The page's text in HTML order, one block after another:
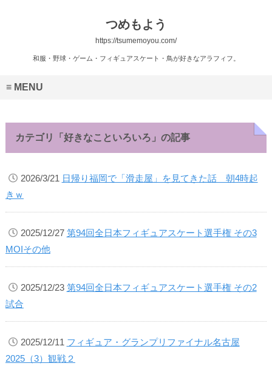
つめもよう
https://tsumemoyou.com/
和服・野球・ゲーム・フィギュアスケート・鳥が好きなアラフィフ。
MENU
カテゴリ「好きなこといろいろ」の記事
2026/3/21 日帰り福岡で「滑走屋」を見てきた話 朝4時起
きｗ
2025/12/27 第94回全日本フィギュアスケート選手権 その3
MOIその他
2025/12/23 第94回全日本フィギュアスケート選手権 その2
試合
2025/12/11 フィギュア・グランプリファイナル名古屋
2025（3）観戦２